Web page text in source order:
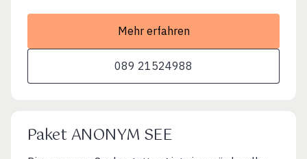
Mehr erfahren
089 21524988
Paket ANONYM SEE